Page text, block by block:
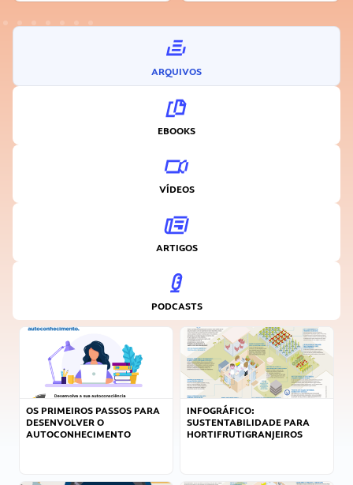
ARQUIVOS
EBOOKS
VÍDEOS
ARTIGOS
PODCASTS
OS PRIMEIROS PASSOS PARA
DESENVOLVER O
AUTOCONHECIMENTO
INFOGRÁFICO:
SUSTENTABILIDADE PARA
HORTIFRUTIGRANJEIROS